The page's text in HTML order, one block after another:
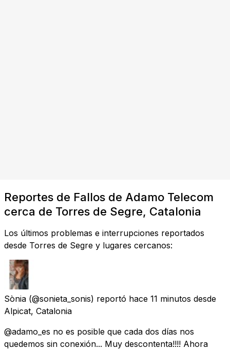
Reportes de Fallos de Adamo Telecom
cerca de Torres de Segre, Catalonia
Los últimos problemas e interrupciones reportados
desde Torres de Segre y lugares cercanos:
Sònia (@sonieta_sonis) reportó hace 11 minutos desde
Alpicat, Catalonia
@adamo_es no es posible que cada dos días nos
quedemos sin conexión... Muy descontenta!!!! Ahora